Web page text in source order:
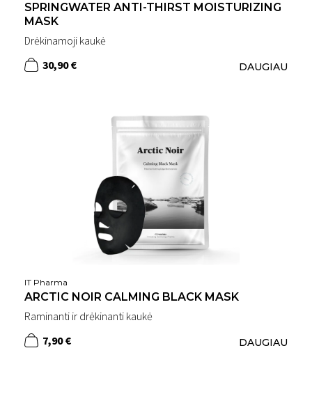
SPRINGWATER ANTI-THIRST MOISTURIZING
MASK
Drėkinamoji kaukė
30,90 €
DAUGIAU
IT Pharma
ARCTIC NOIR CALMING BLACK MASK
Raminanti ir drėkinanti kaukė
7,90 €
DAUGIAU